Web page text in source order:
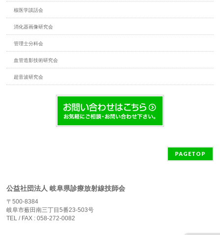
核医学談話会
消化器画像研究会
管理士分科会
血管造影技術研究会
超音波研究会
PAGETOP
公益社団法人 岐阜県診療放射線技師会
〒500-8384
岐阜市薮田南三丁目5番23-503号
TEL / FAX : 058-272-0082